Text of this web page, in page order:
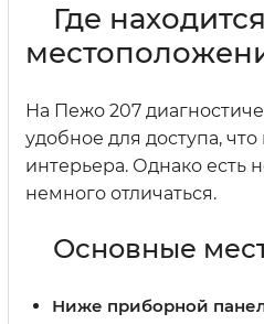
Где
На Пежо 207
удобное для доступа,
интерьера. Однако есть
немного отличаться.
Основные
Ниже приборной